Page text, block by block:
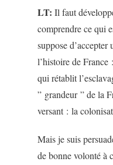
LT: Il faut
comprendre ce qui
suppose
l’histoire de France
qui rétablit
” grandeur ” de la
versant : la
Mais je suis
de bonne volonté à